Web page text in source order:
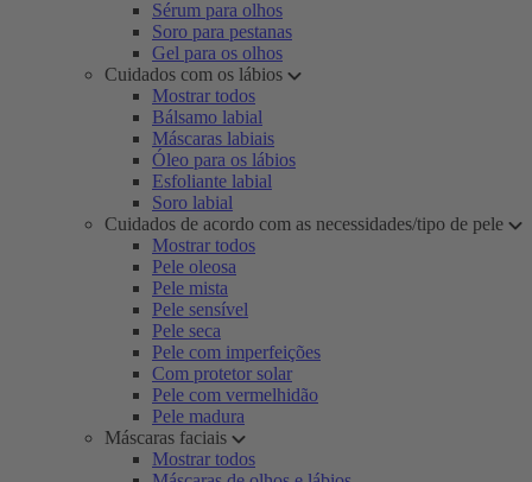
Sérum para olhos
Soro para pestanas
Gel para os olhos
Cuidados com os lábios
Mostrar todos
Bálsamo labial
Máscaras labiais
Óleo para os lábios
Esfoliante labial
Soro labial
Cuidados de acordo com as necessidades/tipo de pele
Mostrar todos
Pele oleosa
Pele mista
Pele sensível
Pele seca
Pele com imperfeições
Com protetor solar
Pele com vermelhidão
Pele madura
Máscaras faciais
Mostrar todos